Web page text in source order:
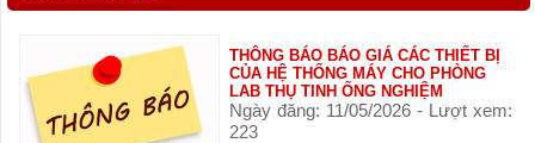
THÔNG BÁO BÁO GIÁ CÁC THIẾT BỊ
CỦA HỆ THỐNG MÁY CHO PHÒNG
LAB THỤ TINH ỐNG NGHIỆM
Ngày đăng: 11/05/2026 - Lượt xem:
223